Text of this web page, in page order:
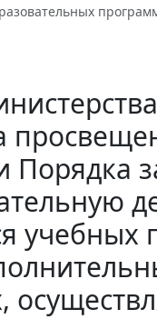
Порядка